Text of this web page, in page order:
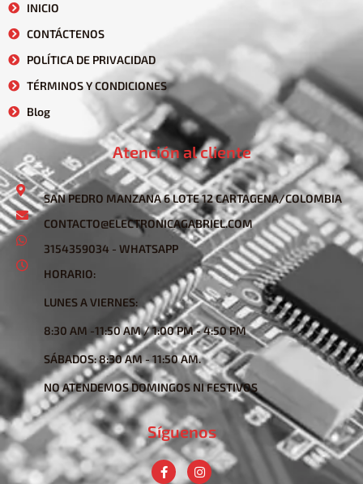
INICIO
CONTÁCTENOS
POLÍTICA DE PRIVACIDAD
TÉRMINOS Y CONDICIONES
Blog
Atención al cliente
SAN PEDRO MANZANA 6 LOTE 12 CARTAGENA/COLOMBIA
CONTACTO@ELECTRONICAGABRIEL.COM
3154359034 - WHATSAPP
HORARIO:
LUNES A VIERNES:
8:30 AM -11:50 AM / 1:00 PM - 4:50 PM
SÁBADOS: 8:30 AM - 11:50 AM.
NO ATENDEMOS DOMINGOS NI FESTIVOS
Síguenos